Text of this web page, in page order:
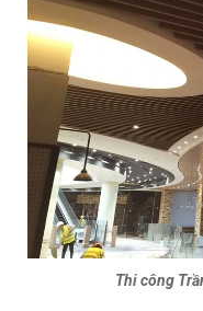
Thi công